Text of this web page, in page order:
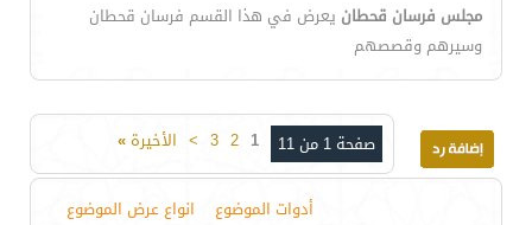
مجلس فرسان قحطان يعرض في هذا القسم فرسان قحطان
وسيرهم وقصصهم
صفحة 1 من 11 1
2
3
> الأخيرة»
أدوات الموضوع انواع عرض الموضوع